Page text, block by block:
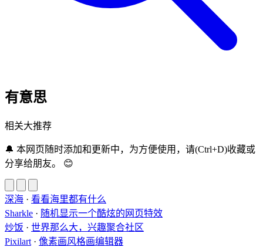
有意思
相关大推荐
🔔 本网页随时添加和更新中，为方便使用，请(Ctrl+D)收藏或
分享给朋友。 😊
深海 · 看看海里都有什么
Sharkle · 随机显示一个酷炫的网页特效
炒饭 · 世界那么大，兴趣聚合社区
Pixilart · 像素画风格画编辑器